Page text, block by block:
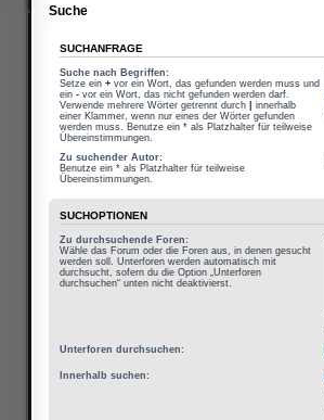
Suche
SUCHANFRAGE
Suche nach Begriffen:
Setze ein + vor ein Wort, das gefunden werden muss und
ein - vor ein Wort, das nicht gefunden werden darf.
Verwende mehrere Wörter getrennt durch
innerhalb
einer Klammer, wenn nur eines der Wörter gefunden
werden muss. Benutze ein * als Platzhalter für teilweise
Übereinstimmungen.
Zu suchender Autor:
Benutze ein * als Platzhalter für teilweise
Übereinstimmungen.
SUCHOPTIONEN
Zu durchsuchende Foren:
Wähle das Forum oder die Foren aus, in denen gesucht
werden soll. Unterforen werden automatisch mit
durchsucht, sofern du die Option „Unterforen
durchsuchen“ unten nicht deaktivierst.
Unterforen durchsuchen:
Innerhalb suchen: